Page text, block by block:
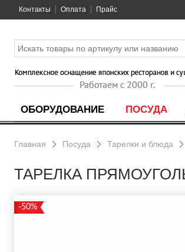
Контакты Оплата Прайс
ОБОРУДОВАНИЕ ПОСУДА
Главная Посуда Тарелки и блюда
ТАРЕЛКА
-50%